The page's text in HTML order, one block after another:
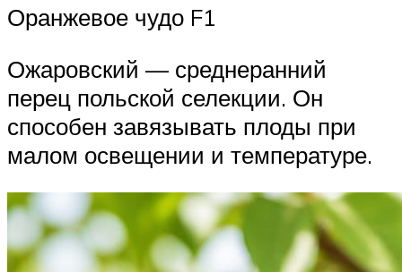
Оранжевое чудо F1
Ожаровский — среднеранний
перец польской селекции. Он
способен завязывать плоды при
малом освещении и температуре.